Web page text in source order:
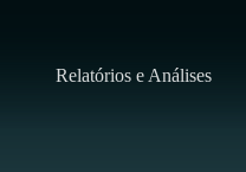
Relatórios e Análises